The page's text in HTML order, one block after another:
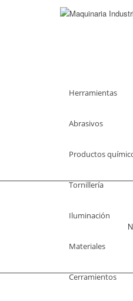
Herramientas
Abrasivos
Productos
Tornillería
Iluminación
Materiales
Cerramientos